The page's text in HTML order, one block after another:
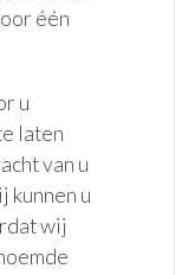
één
u
laten
van u
kunnen u
wij